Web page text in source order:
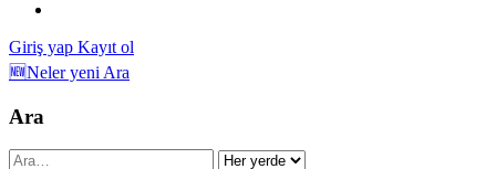
Giriş yap Kayıt ol
🆕Neler yeni Ara
Ara